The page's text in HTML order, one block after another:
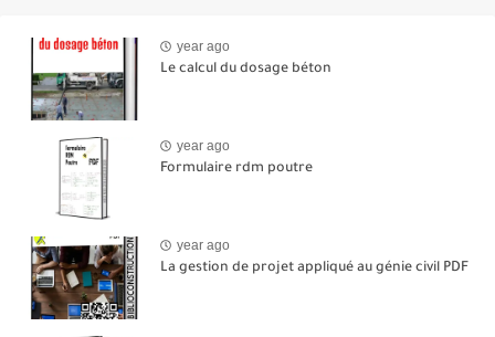
year ago
Le calcul du dosage béton
year ago
Formulaire rdm poutre
year ago
La gestion de projet appliqué au génie civil PDF